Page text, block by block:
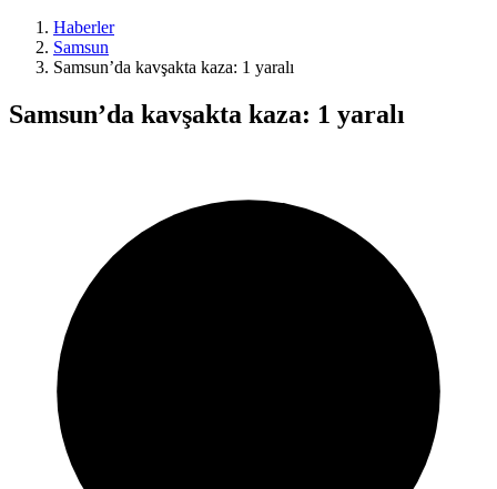
Haberler
Samsun
Samsun’da kavşakta kaza: 1 yaralı
Samsun’da kavşakta kaza: 1 yaralı